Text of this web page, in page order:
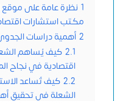
1 نظرة عامة على موقع
مكتب استشارات
2 أهمية دراسات
2.1 كيف يُساهم
اقتصادية في نجاح
2.2 كيف تُساعد
الشعلة في تحقيق